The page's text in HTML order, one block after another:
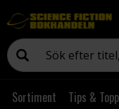
Sortiment Tips &